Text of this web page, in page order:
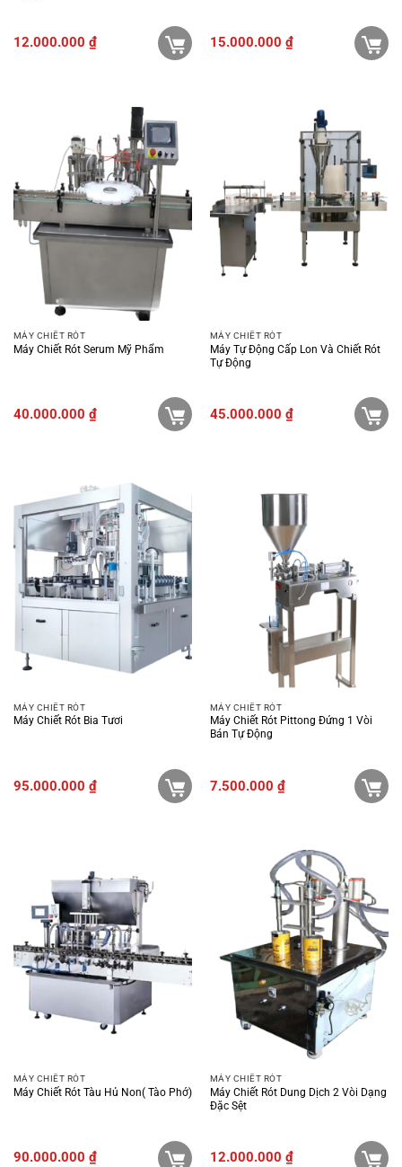
12.000.000 ₫ 15.000.000 ₫
MÁY CHIẾT RÓT
Máy Chiết Rót Serum Mỹ Phẩm
40.000.000 ₫
MÁY CHIẾT RÓT
Máy Tự Động Cấp Lon Và Chiết Rót
Tự Động
45.000.000 ₫
MÁY CHIẾT RÓT
Máy Chiết Rót Bia Tươi
95.000.000 ₫
MÁY CHIẾT RÓT
Máy Chiết Rót Pittong Đứng 1 Vòi
Bán Tự Động
7.500.000 ₫
MÁY CHIẾT RÓT
Máy Chiết Rót Tàu Hủ Non( Tào Phớ)
90.000.000 ₫
MÁY CHIẾT RÓT
Máy Chiết Rót Dung Dịch 2 Vòi Dạng
Đặc Sệt
12.000.000 ₫